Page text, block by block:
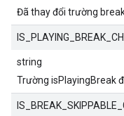
Đã thay đổi trường
string
Trường isPlayingBreak